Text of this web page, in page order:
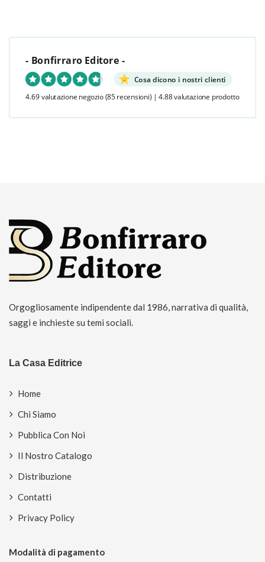
- Bonfirraro Editore -
Cosa dicono i nostri clienti
4.69 valutazione negozio (85 recensioni) | 4.88 valutazione prodotto
Orgogliosamente indipendente dal 1986, narrativa di qualità,
saggi e inchieste su temi sociali.
La Casa Editrice
Home
Chi Siamo
Pubblica Con Noi
Il Nostro Catalogo
Distribuzione
Contatti
Privacy Policy
Modalità di pagamento